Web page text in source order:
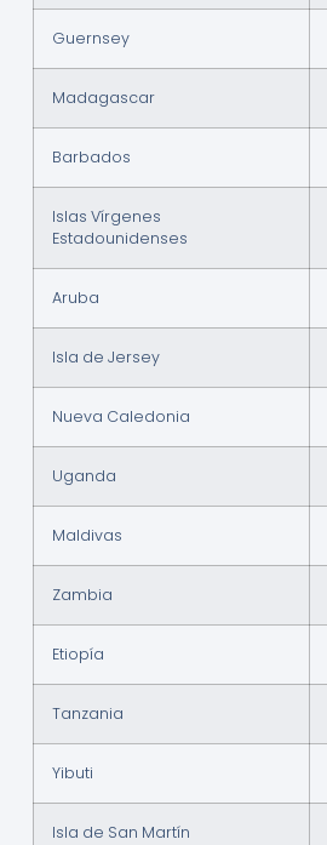
Guernsey
Madagascar
Barbados
Islas Vírgenes
Estadounidenses
Aruba
Isla de Jersey
Nueva Caledonia
Uganda
Maldivas
Zambia
Etiopía
Tanzania
Yibuti
Isla de San Martín